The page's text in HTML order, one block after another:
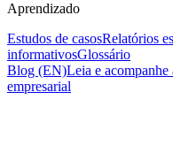
Aprendizado
Estudos de casosRelatórios
informativosGlossário
Blog (EN)Leia e acompanhe
empresarial